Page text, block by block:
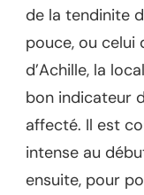
de la tendinite
pouce, ou celui
d’Achille, la
bon indicateur
affecté. Il est
intense au
ensuite, pour